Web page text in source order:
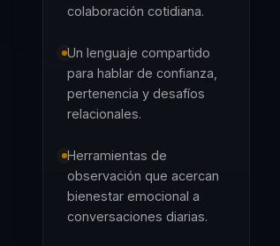
colaboración cotidiana.
Un lenguaje compartido
para hablar de confianza,
pertenencia y desafíos
relacionales.
Herramientas de
observación que acercan
bienestar emocional a
conversaciones diarias.